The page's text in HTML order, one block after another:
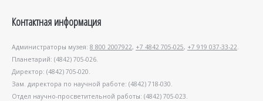
Контактная информация
Администраторы музея: 8 800 2007922, +7 4842 705-025, +7 919 037-33-22.
Планетарий: (4842) 705-026.
Директор: (4842) 705-020.
Зам. директора по научной работе: (4842) 718-030.
Отдел научно-просветительной работы: (4842) 705-023.